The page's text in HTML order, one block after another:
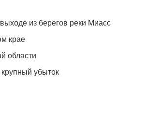
из берегов реки Миасс
крае
области
убыток